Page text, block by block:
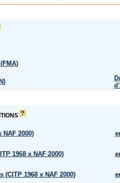
NAF 2000)
1968 x NAF 2000)
(CITP 1968 x NAF 2000)